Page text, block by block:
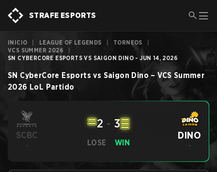
STRAFE ESPORTS
INICIO LEAGUE OF LEGENDS TORNEOS
VCS SUMMER 2026
SN CYBERCORE ESPORTS VS SAIGON DINO - JUN 14, 2026
SN CyberCore Esports vs Saigon Dino –VCS Summer
2026 LoL Partido
SCBC
- LOSE
2 - 3
WIN
DINO
-